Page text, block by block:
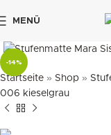
MENÜ
-14%
Startseite » Shop »
006 kieselgrau